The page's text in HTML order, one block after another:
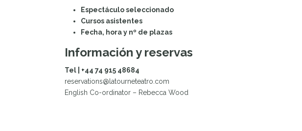
Espectáculo seleccionado
Cursos asistentes
Fecha, hora y nº de plazas
Información y reservas
Tel | +44 74 915 48684
reservations@latourneteatro.com
English Co-ordinator – Rebecca Wood